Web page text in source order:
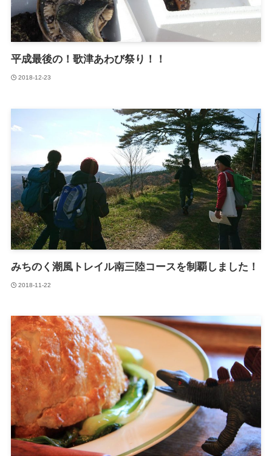
平成最後の！歌津あわび祭り！！
2018-12-23
みちのく潮風トレイル南三陸コースを制覇しました！
2018-11-22